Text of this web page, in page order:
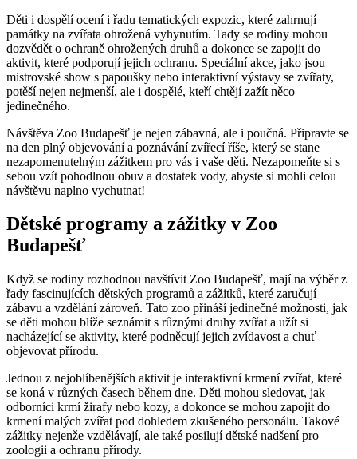
Děti i dospělí ocení i řadu tematických expozic, které zahrnují
památky na zvířata ohrožená vyhynutím. Tady se rodiny mohou
dozvědět o ochraně ohrožených druhů a dokonce se zapojit do
aktivit, které podporují jejich ochranu. Speciální akce, jako jsou
mistrovské show s papoušky nebo interaktivní výstavy se zvířaty,
potěší nejen nejmenší, ale i dospělé, kteří chtějí zažít něco
jedinečného.
Návštěva Zoo Budapešť je nejen zábavná, ale i poučná. Připravte se
na den plný objevování a poznávání zvířecí říše, který se stane
nezapomenutelným zážitkem pro vás i vaše děti. Nezapomeňte si s
sebou vzít pohodlnou obuv a dostatek vody, abyste si mohli celou
návštěvu naplno vychutnat!
Dětské programy a zážitky v Zoo
Budapešť
Když se rodiny rozhodnou navštívit Zoo Budapešť, mají na výběr z
řady fascinujících dětských programů a zážitků, které zaručují
zábavu a vzdělání zároveň. Tato zoo přináší jedinečné možnosti, jak
se děti mohou blíže seznámit s různými druhy zvířat a užít si
nacházející se aktivity, které podněcují jejich zvídavost a chuť
objevovat přírodu.
Jednou z nejoblíbenějších aktivit je interaktivní krmení zvířat, které
se koná v různých časech během dne. Děti mohou sledovat, jak
odborníci krmí žirafy nebo kozy, a dokonce se mohou zapojit do
krmení malých zvířat pod dohledem zkušeného personálu. Takové
zážitky nejenže vzdělávají, ale také posilují dětské nadšení pro
zoologii a ochranu přírody.